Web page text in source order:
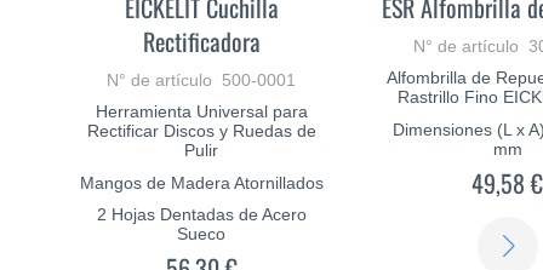
EICKELIT Cuchilla
Rectificadora
N° de artículo 500-0001
Herramienta Universal para
Rectificar Discos y Ruedas de
Pulir
Mangos de Madera Atornillados
2 Hojas Dentadas de Acero
Sueco
ESR Alfombrilla
N° de artículo
Alfombrilla de
Rastrillo Fino
Dimensiones (L x
mm
49,58 €